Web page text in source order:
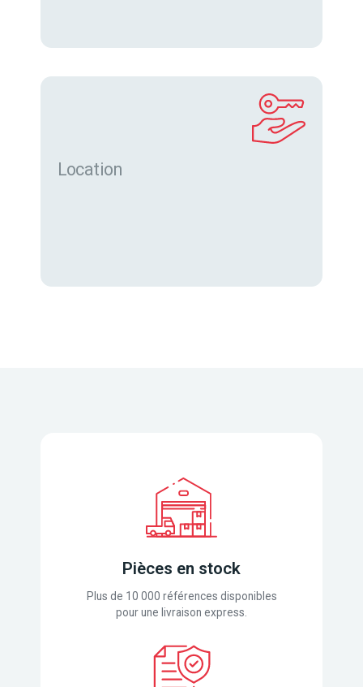
Location
Pièces en stock
Plus de 10 000 références disponibles
pour une livraison express.